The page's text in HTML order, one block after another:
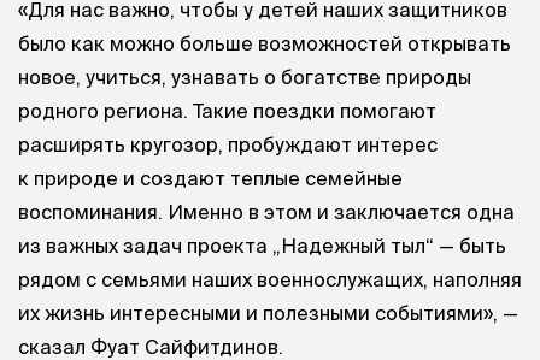
«Для нас важно, чтобы у детей наших защитников
было как можно больше возможностей открывать
новое, учиться, узнавать о богатстве природы
родного региона. Такие поездки помогают
расширять кругозор, пробуждают интерес
к природе и создают теплые семейные
воспоминания. Именно в этом и заключается одна
из важных задач проекта „Надежный тыл“ — быть
рядом с семьями наших военнослужащих, наполняя
их жизнь интересными и полезными событиями», —
сказал Фуат Сайфитдинов.